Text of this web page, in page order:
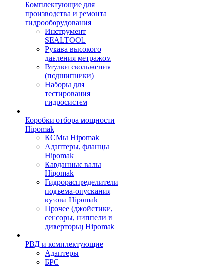
Комплектующие для
производства и ремонта
гидрооборудования
Инструмент
SEALTOOL
Рукава высокого
давления метражом
Втулки скольжения
(подшипники)
Наборы для
тестирования
гидросистем
Коробки отбора мощности
Hipomak
КОМы Hipomak
Адаптеры, фланцы
Hipomak
Карданные валы
Hipomak
Гидрораспределители
подъема-опускания
кузова Hipomak
Прочее (джойстики,
сенсоры, ниппели и
диверторы) Hipomak
РВД и комплектующие
Адаптеры
БРС